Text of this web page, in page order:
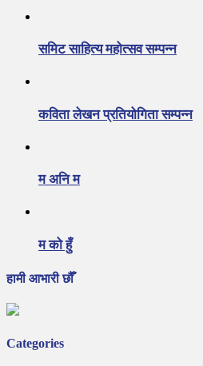
समिट साहित्य महोत्सव सम्पन्न
कविता लेखन प्रतियोगिता सम्पन्न
म अनि म
म को हुँ
हामी आभारी छौँ
Categories